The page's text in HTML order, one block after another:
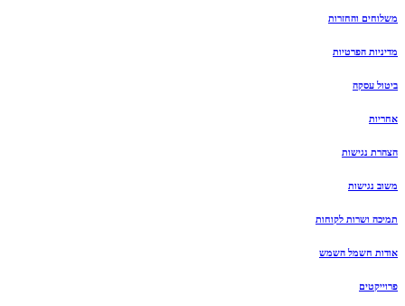
משלוחים והחזרות
מדיניות הפרטיות
ביטול עסקה
אחריות
הצהרת נגישות
משוב נגישות
תמיכה ושרות לקוחות
אודות חשמל השמש
פרוייקטים